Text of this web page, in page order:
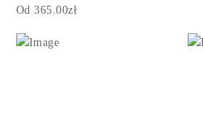
Od 365.00zł